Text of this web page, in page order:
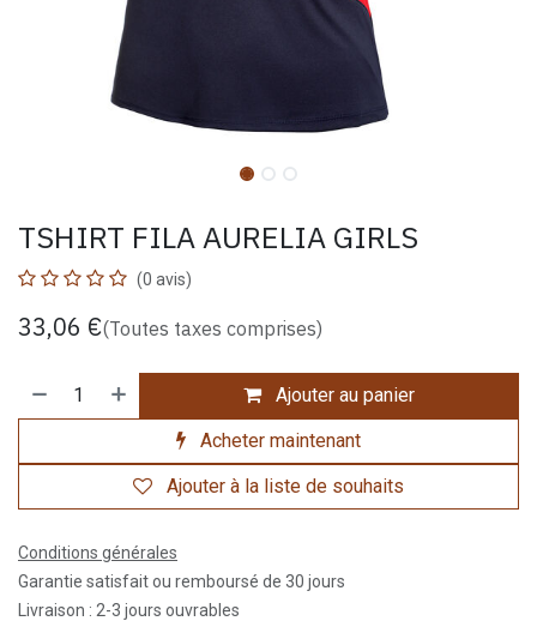
TSHIRT FILA AURELIA GIRLS
(0 avis)
33,06 €(Toutes taxes comprises)
Ajouter au panier
Acheter maintenant
Ajouter à la liste de souhaits
Conditions générales
Garantie satisfait ou remboursé de 30 jours
Livraison : 2-3 jours ouvrables